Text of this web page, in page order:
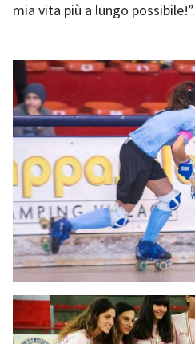
mia vita più a lungo possibile!”.